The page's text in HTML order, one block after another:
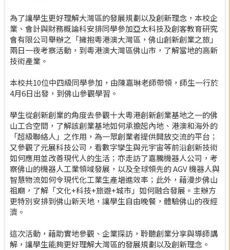
為了讓學生更好理解大灣區的發展規劃以及創新理念，本校企
業、會計與財務概論科安排同學參加亞太科技及創客教育研究
會有限公司舉辦之「擁抱粵港澳大灣區，佛山創新創業之旅」
兩日一夜考察活動，到粵港澳大灣區佛山市，了解當地的高新
技術產業。
本校共10位中四級同學參加，由陳嘉琳老師帶領，師生一行於
4月6日出發，到佛山參觀學習。
學生從創新創業的角度去參觀十大粵港創新創業基地之一的佛
山工合空間，了解該創業基地如何承擔起內地、港澳和海外的
「超級聯絡人」之作用，為一眾創業者提供開放交流的平台；
又參觀了元展科技公司，看數字孿生與元宇宙等前沿創新技術
如何應用並改善現代人的生活；亦走訪了嘉騰機器人公司，考
察佛山的機器人工業領域發展，以及全球領先的 AGV 機器人與
智慧物流如何令現代化工業生產增進效率；此外，藉漫步佛山
祖廟，了解「文化+科技+旅遊+城市」如何融合發展。主辦方
更特別安排到佛山新天地，讓學生自由晚餐，體驗佛山的夜經
濟。
這次活動，藉助實地參觀、企業探訪，聆聽創業分享與導師講
解，讓學生能夠更好理解大灣區的發展規劃以及創新理念。